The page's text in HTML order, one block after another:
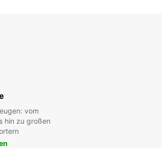
vom
hin zu großen